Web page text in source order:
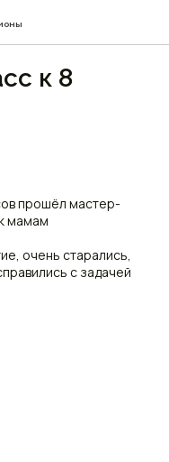
к 8
прошёл мастер-
мамам
очень старались,
с задачей